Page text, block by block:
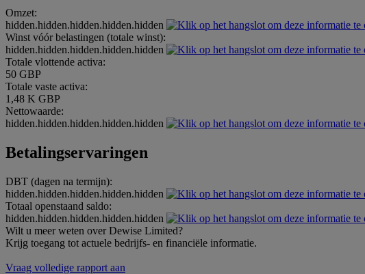
Omzet:
hidden.hidden.hidden.hidden.hidden
Winst vóór belastingen (totale winst):
hidden.hidden.hidden.hidden.hidden
Totale vlottende activa:
50 GBP
Totale vaste activa:
1,48 K GBP
Nettowaarde:
hidden.hidden.hidden.hidden.hidden
Betalingservaringen
DBT (dagen na termijn):
hidden.hidden.hidden.hidden.hidden
Totaal openstaand saldo:
hidden.hidden.hidden.hidden.hidden
Wilt u meer weten over Dewise Limited?
Krijg toegang tot actuele bedrijfs- en financiële informatie.
Vraag volledige rapport aan